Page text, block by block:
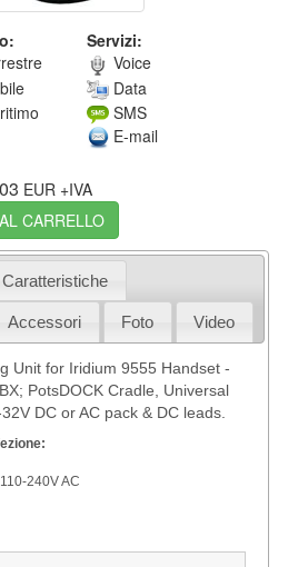
Servizi:
Voice
Data
SMS
E-mail
EUR +IVA
CARRELLO
Caratteristiche
Accessori Foto Video
Unit for Iridium 9555 Handset -
PotsDOCK Cradle, Universal
DC or AC pack & DC leads.
240V AC